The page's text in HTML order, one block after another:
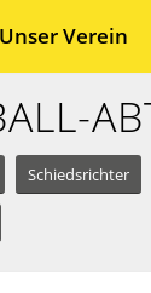
Unser Verein
Schiedsrichter